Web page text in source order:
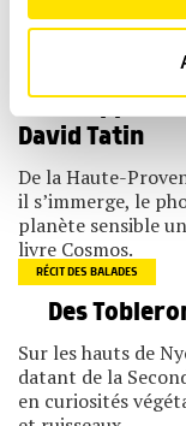
Les cookies nous
et les annonces,
médias sociaux
notre site avec
avec d'autres
ou qu'ils ont
services.
Découvrez les
Echappées
David Tatin
De la Haute-
il s’immerge, le
planète sensible
livre Cosmos.
RÉCIT DES BALADES
Des
Sur les hauts de
datant de la
en curiosités